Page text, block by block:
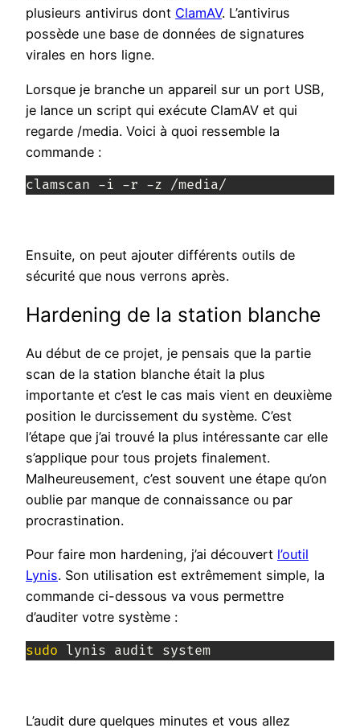
plusieurs antivirus dont ClamAV. L’antivirus
possède une base de données de signatures
virales en hors ligne.
Lorsque je branche un appareil sur un port USB,
je lance un script qui exécute ClamAV et qui
regarde /media. Voici à quoi ressemble la
commande :
clamscan -i -r -z /media/
Ensuite, on peut ajouter différents outils de
sécurité que nous verrons après.
Hardening de la station blanche
Au début de ce projet, je pensais que la partie
scan de la station blanche était la plus
importante et c’est le cas mais vient en deuxième
position le durcissement du système. C’est
l’étape que j’ai trouvé la plus intéressante car elle
s’applique pour tous projets finalement.
Malheureusement, c’est souvent une étape qu’on
oublie par manque de connaissance ou par
procrastination.
Pour faire mon hardening, j’ai découvert l’outil
Lynis. Son utilisation est extrêmement simple, la
commande ci-dessous va vous permettre
d’auditer votre système :
sudo lynis audit system
L’audit dure quelques minutes et vous allez